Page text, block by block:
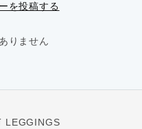
を投稿する
りません
LEGGINGS